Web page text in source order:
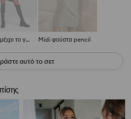
Μπότες μέχρι το γόνατο Midi φούστα pencil
αυτό το σετ